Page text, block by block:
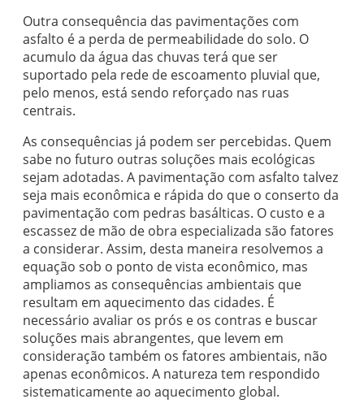
Outra consequência das pavimentações com
asfalto é a perda de permeabilidade do solo. O
acumulo da água das chuvas terá que ser
suportado pela rede de escoamento pluvial que,
pelo menos, está sendo reforçado nas ruas
centrais.
As consequências já podem ser percebidas. Quem
sabe no futuro outras soluções mais ecológicas
sejam adotadas. A pavimentação com asfalto talvez
seja mais econômica e rápida do que o conserto da
pavimentação com pedras basálticas. O custo e a
escassez de mão de obra especializada são fatores
a considerar. Assim, desta maneira resolvemos a
equação sob o ponto de vista econômico, mas
ampliamos as consequências ambientais que
resultam em aquecimento das cidades. É
necessário avaliar os prós e os contras e buscar
soluções mais abrangentes, que levem em
consideração também os fatores ambientais, não
apenas econômicos. A natureza tem respondido
sistematicamente ao aquecimento global.